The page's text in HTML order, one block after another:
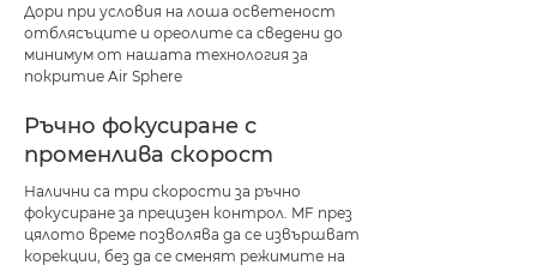
Дори при условия на лоша осветеност
отблясъците и ореолите са сведени до
минимум от нашата технология за
покритие Air Sphere
Ръчно фокусиране с
променлива скорост
Налични са три скорости за ръчно
фокусиране за прецизен контрол. MF през
цялото време позволява да се извършват
корекции, без да се сменят режимите на